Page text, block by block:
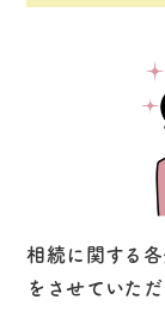
相続に関する
をさせていただ